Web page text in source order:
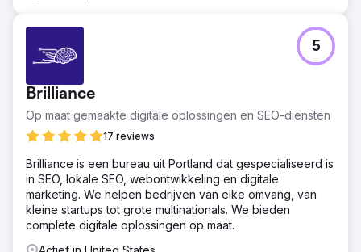
bezoekers in 9 maanden. Dagelijkse impressies bereikten
12.400. Ranking voor meer dan 340 zoekwoorden,
waarvan 47 in de top 3. Gemiddelde CTR van 4,7%.
Gemiddelde positie verbeterd naar 8,3.
Zoekzichtbaarheid: 62%. Topnoteringen zijn onder
andere "custom IKEA PAX kledingkasten Chester" (positie
3) en "custom kledingkastdeuren voor PAX" (positie 1).
Mobiel verkeer: 64%. Conversiepercentage: 3,2%.
Organische leads: 47 per maand (73% van het totale
aantal aanvragen). Klantacquisitiekosten 81% lager dan bij
betaalde advertenties.
Naar bureaupagina
Brilliance
Op maat gemaakte digitale oplossingen en SEO-diensten
17 reviews
5
Brilliance is een bureau uit Portland dat gespecialiseerd is
in SEO, lokale SEO, webontwikkeling en digitale
marketing. We helpen bedrijven van elke omvang, van
kleine startups tot grote multinationals. We bieden
complete digitale oplossingen op maat.